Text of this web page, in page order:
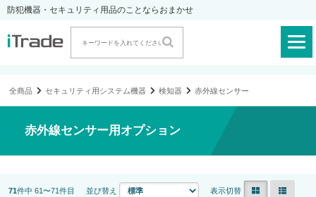
防犯機器・セキュリティ用品のことならおまかせ
全商品 セキュリティ用システム機器 検知器 赤外線センサー
赤外線センサー用オプション
71件中 61〜71件目 並び替え 表示切替